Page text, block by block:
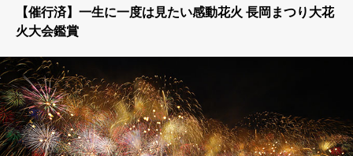
【催行済】一生に一度は見たい感動花火 長岡まつり大花
火大会鑑賞